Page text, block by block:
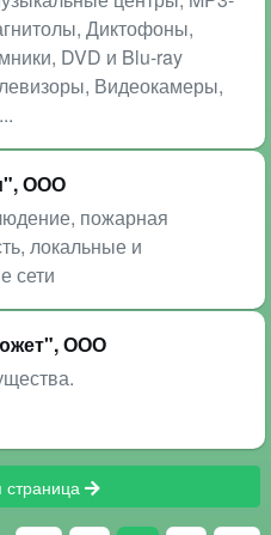
Диктофоны,
DVD и Blu-ray
Видеокамеры,
ООО
пожарная
локальные и
сети
ООО